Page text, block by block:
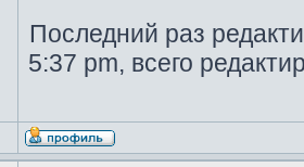
Последний раз
5:37 pm, всего